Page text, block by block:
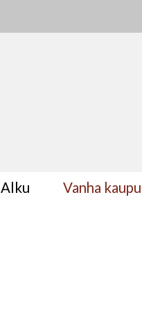
Alku Vanha